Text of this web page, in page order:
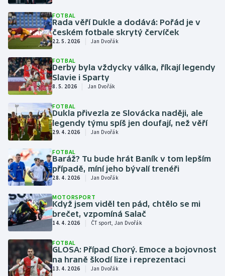
Cyklistika
Dostihy
Futsal
Golf
Gymnastika
Házená
Jezdectví
Judo
Krasobruslení
Lezení
Lyže a snowboard
FOTBAL
Rada věří Dukle a dodává: Pořád je v
českém fotbale skrytý červíček
22. 5. 2026 Jan Dvořák
FOTBAL
Derby byla vždycky válka, říkají legendy
Slavie i Sparty
8. 5. 2026 Jan Dvořák
FOTBAL
Dukla přivezla ze Slovácka naději, ale
legendy týmu spíš jen doufají, než věří
29. 4. 2026 Jan Dvořák
FOTBAL
Baráž? Tu bude hrát Baník v tom lepším
případě, míní jeho bývalí trenéři
28. 4. 2026 Jan Dvořák
MOTORSPORT
Když jsem viděl ten pád, chtělo se mi
brečet, vzpomíná Salač
14. 4. 2026 ČT sport, Jan Dvořák
FOTBAL
GLOSA: Případ Chorý. Emoce a bojovnost
na hraně škodí lize i reprezentaci
13. 4. 2026 Jan Dvořák